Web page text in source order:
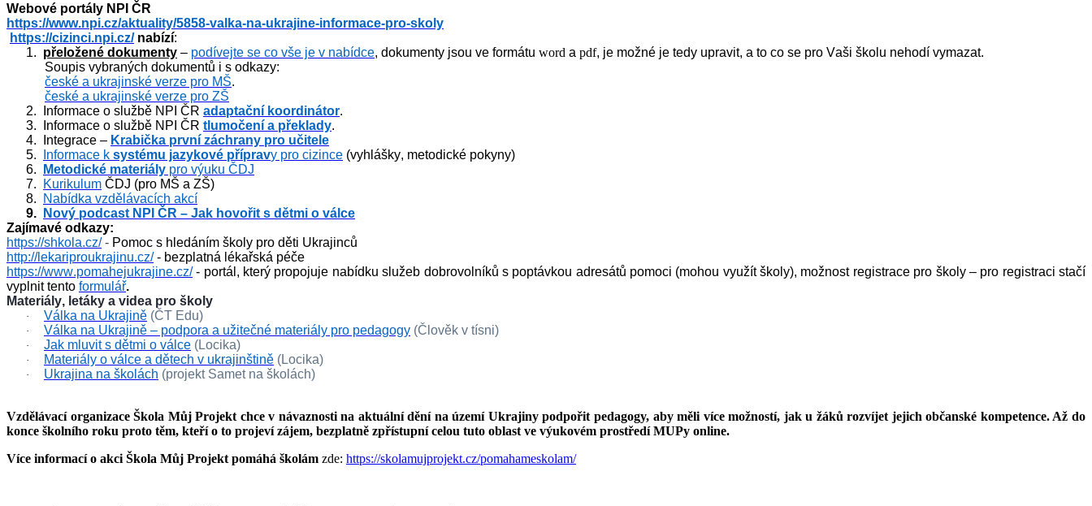
Webové portály NPI ČR
https://www.npi.cz/aktuality/5858-valka-na-ukrajine-informace-pro-skoly
https://cizinci.npi.cz/ nabízí:
1. přeložené dokumenty – podívejte se co vše je v nabídce, dokumenty jsou ve formátu word a pdf, je možné je tedy upravit, a to co se pro Vaši školu nehodí vymazat.
Soupis vybraných dokumentů i s odkazy:
české a ukrajinské verze pro MŠ.
české a ukrajinské verze pro ZŠ
2.
Informace o službě NPI ČR adaptační koordinátor.
3.
Informace o službě NPI ČR tlumočení a překlady.
4.
Integrace – Krabička první záchrany pro učitele
5.
Informace k systému jazykové přípravy pro cizince (vyhlášky, metodické pokyny)
6.
Metodické materiály pro výuku ČDJ
7.
Kurikulum ČDJ (pro MŠ a ZŠ)
8.
Nabídka vzdělávacích akcí
9.
Nový podcast NPI ČR – Jak hovořit s dětmi o válce
Zajímavé odkazy:
https://shkola.cz/ - Pomoc s hledáním školy pro děti Ukrajinců
http://lekariproukrajinu.cz/ - bezplatná lékařská péče
https://www.pomahejukrajine.cz/ - portál, který propojuje nabídku služeb dobrovolníků s poptávkou adresátů pomoci (mohou využít školy), možnost registrace pro školy – pro registraci stačí
vyplnit tento formulář.
Materiály, letáky a videa pro školy
· Válka na Ukrajině (ČT Edu)
· Válka na Ukrajině – podpora a užitečné materiály pro pedagogy (Člověk v tísni)
· Jak mluvit s dětmi o válce (Locika)
· Materiály o válce a dětech v ukrajinštině (Locika)
· Ukrajina na školách (projekt Samet na školách)
Vzdělávací organizace Škola Můj Projekt chce v návaznosti na aktuální dění na území Ukrajiny podpořit pedagogy, aby měli více možností, jak u žáků rozvíjet jejich občanské kompetence. Až do
konce školního roku proto těm, kteří o to projeví zájem, bezplatně zpřístupní celou tuto oblast ve výukovém prostředí MUPy online.
Více informací o akci Škola Můj Projekt pomáhá školám zde: https://skolamujprojekt.cz/pomahameskolam/